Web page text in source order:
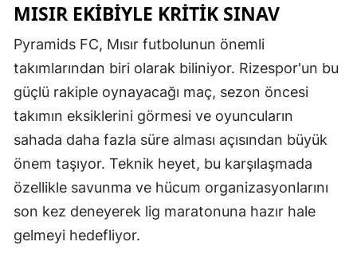
MISIR EKİBİYLE KRİTİK SINAV
Pyramids FC, Mısır futbolunun önemli
takımlarından biri olarak biliniyor. Rizespor'un bu
güçlü rakiple oynayacağı maç, sezon öncesi
takımın eksiklerini görmesi ve oyuncuların
sahada daha fazla süre alması açısından büyük
önem taşıyor. Teknik heyet, bu karşılaşmada
özellikle savunma ve hücum organizasyonlarını
son kez deneyerek lig maratonuna hazır hale
gelmeyi hedefliyor.